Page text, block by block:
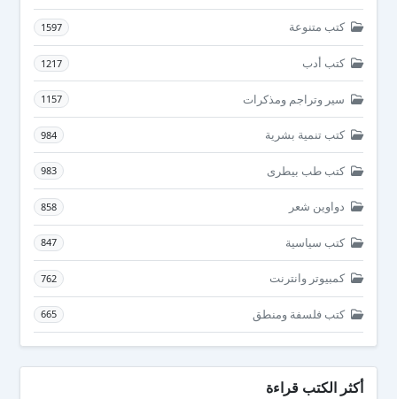
كتب متنوعة 1597
كتب أدب 1217
سير وتراجم ومذكرات 1157
كتب تنمية بشرية 984
كتب طب بيطرى 983
دواوين شعر 858
كتب سياسية 847
كمبيوتر وانترنت 762
كتب فلسفة ومنطق 665
أكثر الكتب قراءة